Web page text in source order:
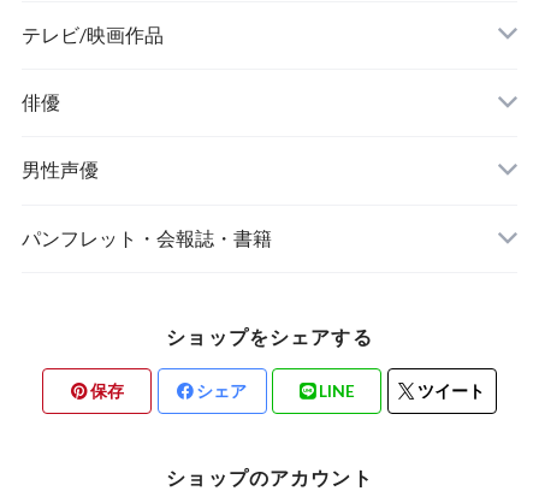
舞台『刀剣乱舞』
ミュージカル『刀剣乱舞』
ミュージカル『テニスの王子様』
MANKAI STAGE『A3!(エースリー)』
テレビ/映画作品
俳優
か行
男性声優
Kiramune
あ行
パンフレット・会報誌・書籍
男性声優
ショップをシェアする
保存 シェア LINE ツイート
ショップのアカウント